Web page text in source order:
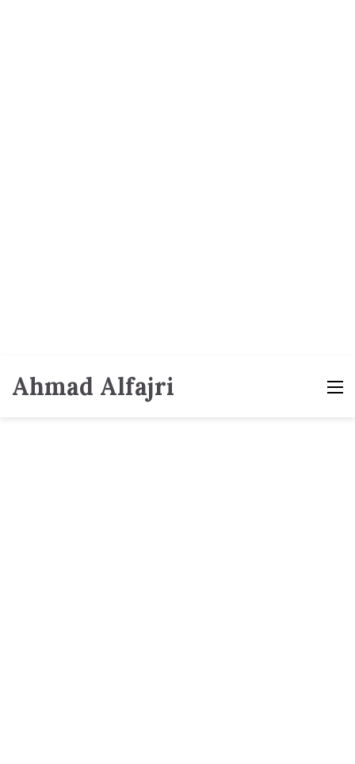
Ahmad Alfajri